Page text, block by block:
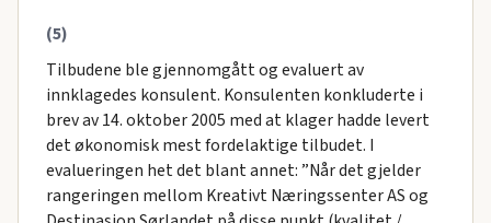
(5)
Tilbudene ble gjennomgått og evaluert av
innklagedes konsulent. Konsulenten konkluderte i
brev av 14. oktober 2005 med at klager hadde levert
det økonomisk mest fordelaktige tilbudet. I
evalueringen het det blant annet: ”Når det gjelder
rangeringen mellom Kreativt Næringssenter AS og